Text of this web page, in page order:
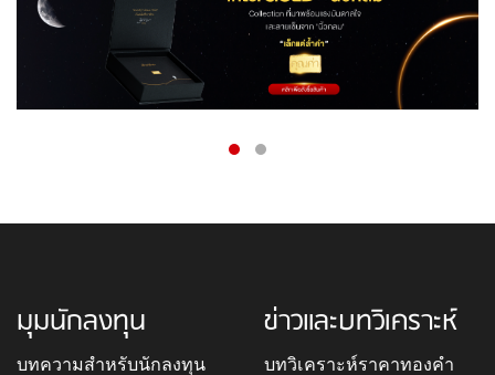
มุมนักลงทุน
บทความสำหรับนักลงทุน
ข่าวและบทวิเคราะห์
บทวิเคราะห์ราคาทองคำ